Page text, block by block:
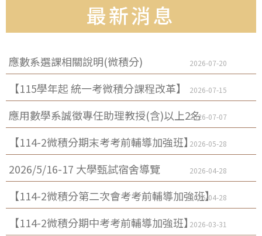
最新消息
應數系選課相關說明(微積分) 2026-07-20
【115學年起 統一考微積分課程改革】 2026-07-15
應用數學系誠徵專任助理教授(含)以上2名2026-07-07
【114-2微積分期末考考前輔導加強班】2026-05-28
2026/5/16-17 大學甄試宿舍導覽 2026-04-28
【114-2微積分第二次會考考前輔導加強班】
2026-04-28
【114-2微積分期中考考前輔導加強班】2026-03-31